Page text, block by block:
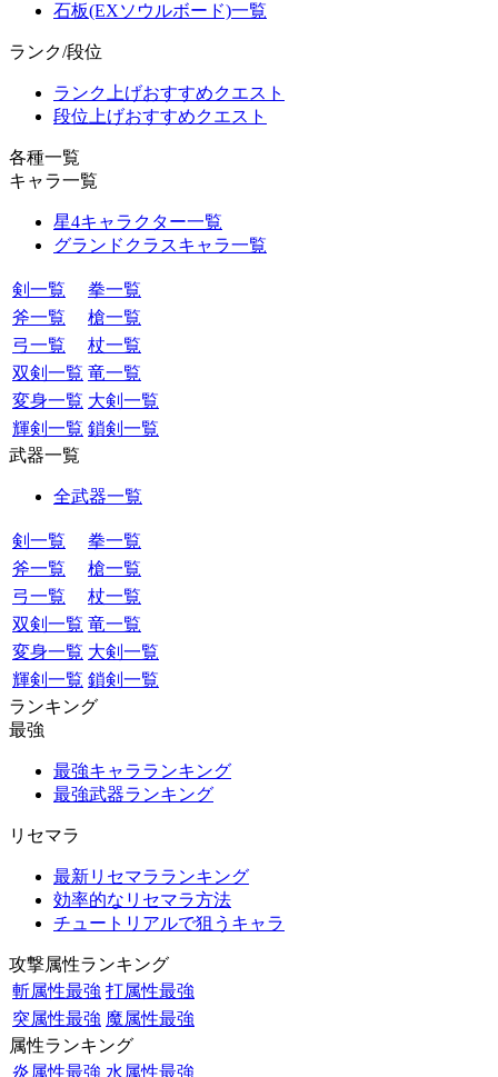
石板(EXソウルボード)一覧
ランク/段位
ランク上げおすすめクエスト
段位上げおすすめクエスト
各種一覧
キャラ一覧
星4キャラクター一覧
グランドクラスキャラ一覧
剣一覧
拳一覧
斧一覧
槍一覧
弓一覧
杖一覧
双剣一覧 竜一覧
変身一覧 大剣一覧
輝剣一覧 鎖剣一覧
武器一覧
全武器一覧
剣一覧
拳一覧
斧一覧
槍一覧
弓一覧
杖一覧
双剣一覧 竜一覧
変身一覧 大剣一覧
輝剣一覧 鎖剣一覧
ランキング
最強
最強キャラランキング
最強武器ランキング
リセマラ
最新リセマラランキング
効率的なリセマラ方法
チュートリアルで狙うキャラ
攻撃属性ランキング
斬属性最強 打属性最強
突属性最強 魔属性最強
属性ランキング
炎属性最強 水属性最強